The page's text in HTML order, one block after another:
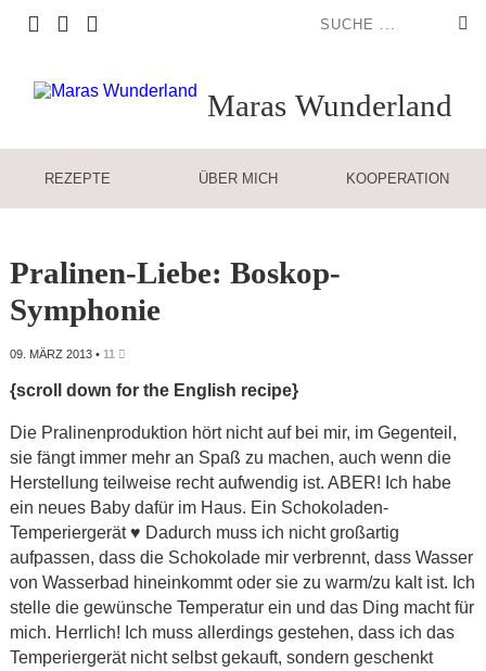
Maras Wunderland
REZEPTE ÜBER MICH KOOPERATION
Pralinen-Liebe: Boskop-
Symphonie
09. MÄRZ 2013• 11
{scroll down for the English recipe}
Die Pralinenproduktion hört nicht auf bei mir, im Gegenteil,
sie fängt immer mehr an Spaß zu machen, auch wenn die
Herstellung teilweise recht aufwendig ist. ABER! Ich habe
ein neues Baby dafür im Haus. Ein Schokoladen-
Temperiergerät ♥ Dadurch muss ich nicht großartig
aufpassen, dass die Schokolade mir verbrennt, dass Wasser
von Wasserbad hineinkommt oder sie zu warm/zu kalt ist. Ich
stelle die gewünsche Temperatur ein und das Ding macht für
mich. Herrlich! Ich muss allerdings gestehen, dass ich das
Temperiergerät nicht selbst gekauft, sondern geschenkt